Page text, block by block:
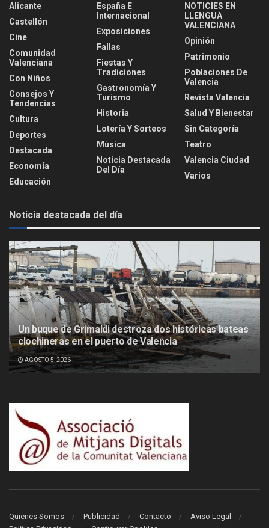
Alicante
Castellón
Cine
Comunidad
Valenciana
Con Niños
Consejos Y
Tendencias
Cultura
Deportes
Destacada
Economía
Educación
España E
Internacional
Exposiciones
Fallas
Fiestas Y
Tradiciones
Gastronomía Y
Turismo
Historia
Lotería Y Sorteos
Música
Noticia Destacada
Del Día
NOTICIES EN
LLENGUA
VALENCIANA
Opinión
Patrimonio
Poblaciones De
Valencia
Revista Valencia
Salud Y Bienestar
Sin Categoría
Teatro
Valencia Ciudad
Varios
Noticia destacada del día
Un buque de Grimaldi destroza dos históricas bateas
clochineras en el puerto de Valencia
AGOSTO 5, 2026
Quienes Somos Publicidad Contacto
Aviso Legal